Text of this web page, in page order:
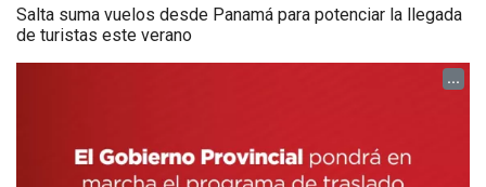
Salta suma vuelos desde Panamá para potenciar la llegada
de turistas este verano
...